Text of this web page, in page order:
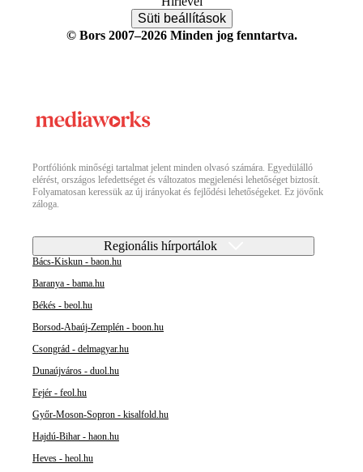
Süti beállítások
© Bors 2007–2026 Minden jog fenntartva.
Portfóliónk minőségi tartalmat jelent minden olvasó számára. Egyedülálló
elérést, országos lefedettséget és változatos megjelenési lehetőséget biztosít.
Folyamatosan keressük az új irányokat és fejlődési lehetőségeket. Ez jövőnk
záloga.
Regionális hírportálok
Bács-Kiskun - baon.hu
Baranya - bama.hu
Békés - beol.hu
Borsod-Abaúj-Zemplén - boon.hu
Csongrád - delmagyar.hu
Dunaújváros - duol.hu
Fejér - feol.hu
Győr-Moson-Sopron - kisalfold.hu
Hajdú-Bihar - haon.hu
Heves - heol.hu